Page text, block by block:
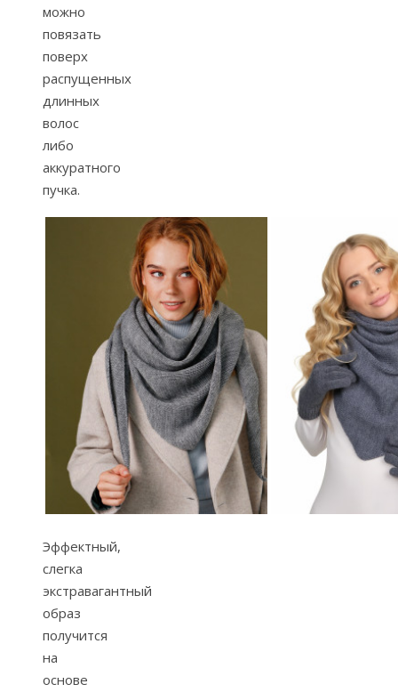
можно
повязать
поверх
распущенных
длинных
волос
либо
аккуратного
пучка.
Эффектный,
слегка
экстравагантный
образ
получится
на
основе